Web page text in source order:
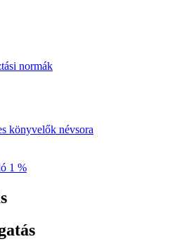
normák
könyvelők névsora
1 %